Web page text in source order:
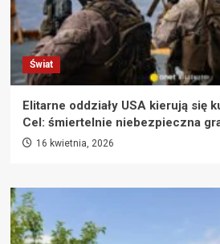
Świat
Elitarne oddziały USA kierują się
Cel: śmiertelnie niebezpieczna
16 kwietnia, 2026